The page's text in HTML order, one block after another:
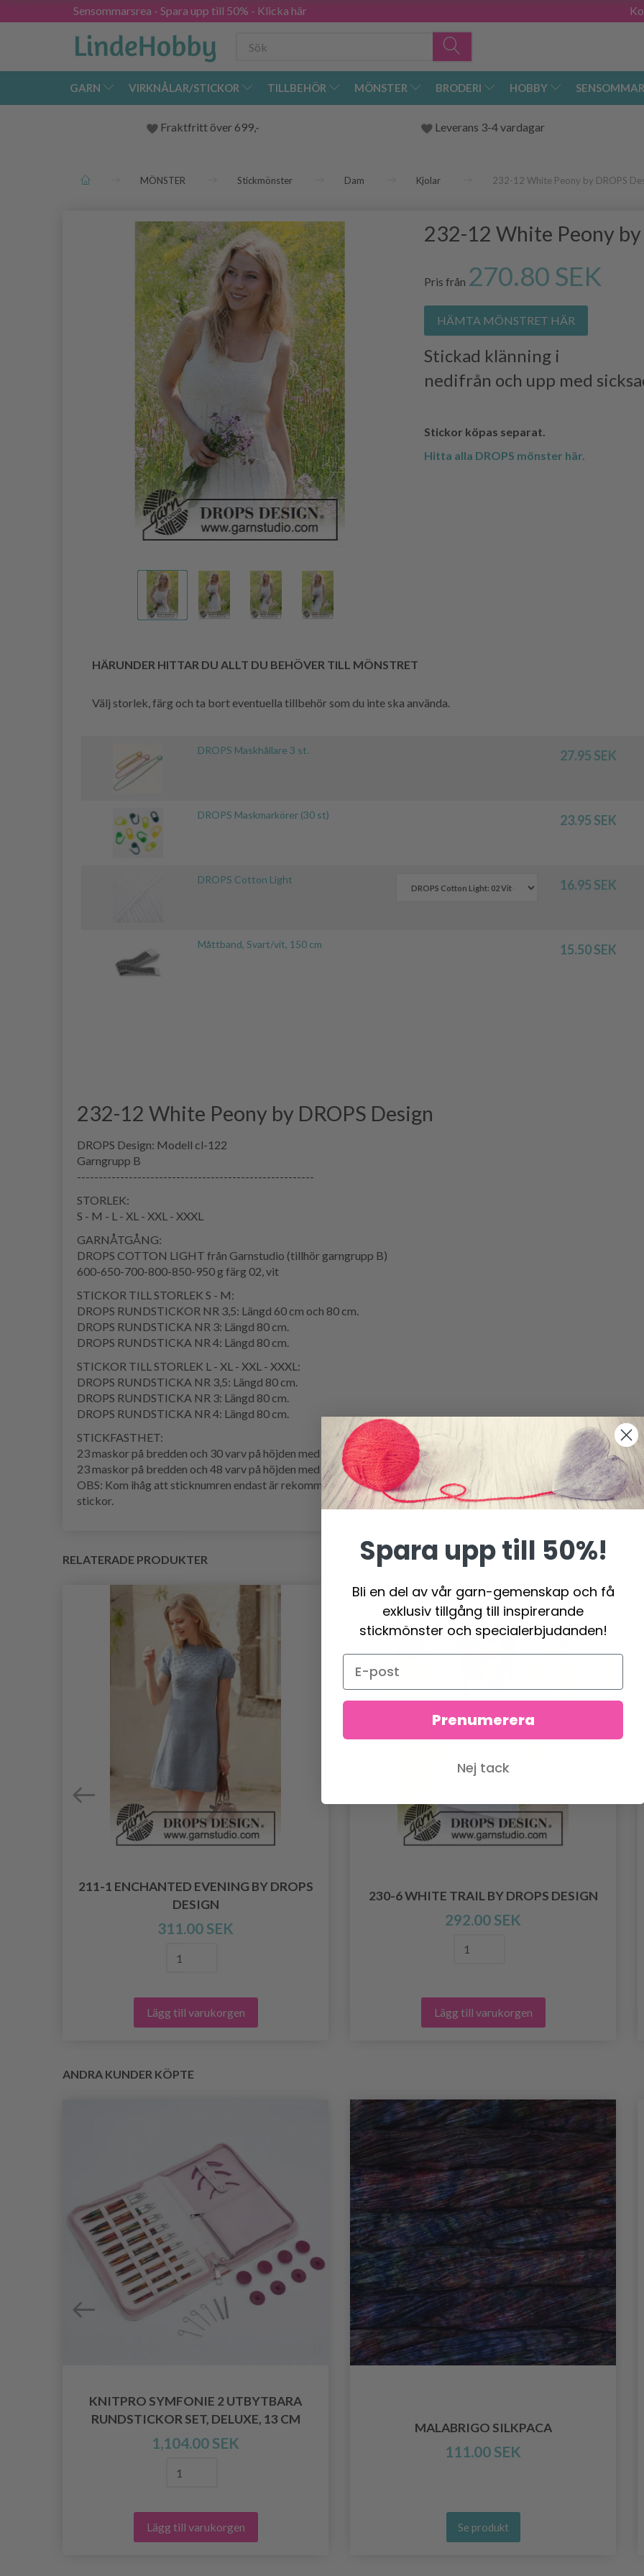
Sensommarsrea - Spara upp till 50% - Klicka här
GARN VIRKNÅLAR/STICKOR TILLBEHÖR MÖNSTER BRODERI HOBBY
Fraktfritt över 699,- Leverans 3-4 vardagar
MÖNSTER Stickmönster Dam Kjolar 232-12 White Peony by DROPS
232-12 White Peony by
Pris från 270.80 SEK
HÄMTA MÖNSTRET HÄR
Stickad klänning i
nedifrån och upp med
Stickor köpas separat.
Hitta alla DROPS mönster här.
HÄRUNDER HITTAR DU ALLT DU BEHÖVER TILL MÖNSTRET
Välj storlek, färg och ta bort eventuella tillbehör som du inte ska använda.
DROPS Maskhållare 3 st. 27.95 SEK
DROPS Maskmarkörer (30 st) 23.95 SEK
DROPS Cotton Light 16.95 SEK
Måttband, Svart/vit, 150 cm 15.50 SEK
232-12 White Peony by DROPS Design
DROPS Design: Modell cl-122
Garngrupp B
-------------------------------------------------------
STORLEK:
S - M - L - XL - XXL - XXXL
GARNÅTGÅNG:
DROPS COTTON LIGHT från Garnstudio (tillhör garngrupp B)
600-650-700-800-850-950 g färg 02, vit
STICKOR TILL STORLEK S - M:
DROPS RUNDSTICKOR NR 3,5: Längd 60 cm och 80 cm.
DROPS RUNDSTICKA NR 3: Längd 80 cm.
DROPS RUNDSTICKA NR 4: Längd 80 cm.
STICKOR TILL STORLEK L - XL - XXL - XXXL:
DROPS RUNDSTICKA NR 3,5: Längd 80 cm.
DROPS RUNDSTICKA NR 3: Längd 80 cm.
DROPS RUNDSTICKA NR 4: Längd 80 cm.
STICKFASTHET:
23 maskor på bredden och 30 varv på höjden med sicksackmönster = 10 x 10 cm.
23 maskor på bredden och 48 varv på höjden med rätstickning = 10 x 10 cm.
OBS: Kom ihåg att sticknumren endast är rekommenderade. Får du för många maskor på 10 cm, byt till tjockare
stickor.
RELATERADE PRODUKTER
211-1 ENCHANTED EVENING BY DROPS
DESIGN
311.00 SEK
Lägg till varukorgen
230-6 WHITE TRAIL BY DROPS DESIGN
292.00 SEK
Lägg till varukorgen
ANDRA KUNDER KÖPTE
KNITPRO SYMFONIE 2 UTBYTBARA
RUNDSTICKOR SET, DELUXE, 13 CM
1,104.00 SEK
Lägg till varukorgen
MALABRIGO SILKPACA
111.00 SEK
Se produkt
Spara upp till 50%!
Bli en del av vår garn-gemenskap och få
exklusiv tillgång till inspirerande
stickmönster och specialerbjudanden!
Prenumerera
Nej tack